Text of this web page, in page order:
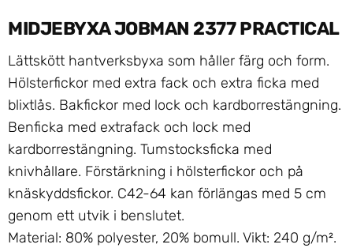
MIDJEBYXA JOBMAN 2377 PRACTICAL
Lättskött hantverksbyxa som håller färg och form.
Hölsterfickor med extra fack och extra ficka med
blixtlås. Bakfickor med lock och kardborrestängning.
Benficka med extrafack och lock med
kardborrestängning. Tumstocksficka med
knivhållare. Förstärkning i hölsterfickor och på
knäskyddsfickor. C42-64 kan förlängas med 5 cm
genom ett utvik i benslutet.
Material: 80% polyester, 20% bomull. Vikt: 240 g/m².